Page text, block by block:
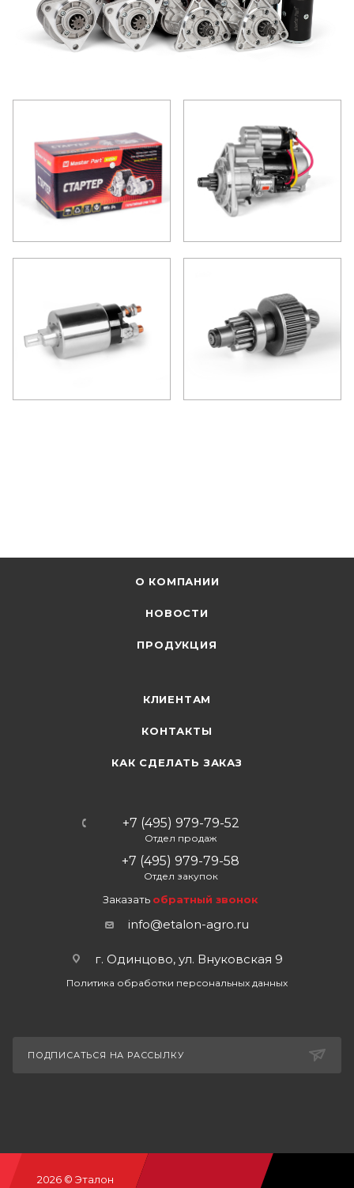
О КОМПАНИИ
НОВОСТИ
ПРОДУКЦИЯ
КЛИЕНТАМ
КОНТАКТЫ
КАК СДЕЛАТЬ ЗАКАЗ
+7 (495) 979-79-52
Отдел продаж
+7 (495) 979-79-58
Отдел закупок
Заказать обратный звонок
info@etalon-agro.ru
г. Одинцово, ул. Внуковская 9
Политика обработки персональных данных
ПОДПИСАТЬСЯ НА РАССЫЛКУ
2026 © Эталон